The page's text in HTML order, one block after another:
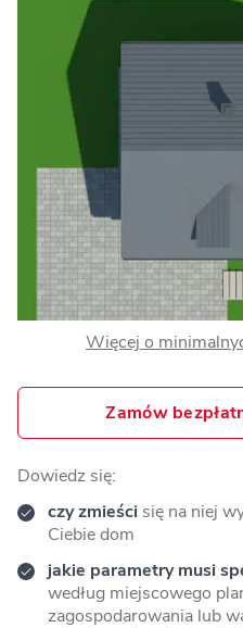
Więcej o
Zamów
Dowiedz się:
czy zmieści się na niej
Ciebie dom
jakie parametry musi
według miejscowego
zagospodarowania lub